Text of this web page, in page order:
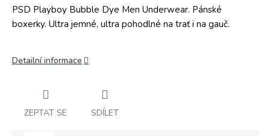
PSD Playboy Bubble Dye Men Underwear. Pánské
boxerky. Ultra jemné, ultra pohodlné na trať i na gauč.
Detailní informace
ZEPTAT SE SDÍLET